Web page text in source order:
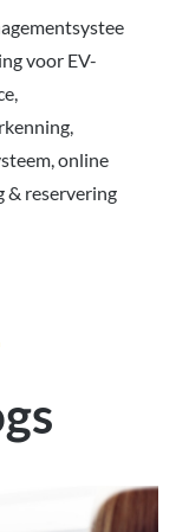
voor EV-
online
& reservering